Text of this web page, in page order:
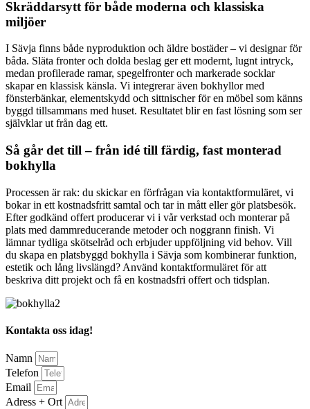
Skräddarsytt för både moderna och klassiska
miljöer
I Sävja finns både nyproduktion och äldre bostäder – vi designar för
båda. Släta fronter och dolda beslag ger ett modernt, lugnt intryck,
medan profilerade ramar, spegelfronter och markerade socklar
skapar en klassisk känsla. Vi integrerar även bokhyllor med
fönsterbänkar, elementskydd och sittnischer för en möbel som känns
byggd tillsammans med huset. Resultatet blir en fast lösning som ser
självklar ut från dag ett.
Så går det till – från idé till färdig, fast monterad
bokhylla
Processen är rak: du skickar en förfrågan via kontaktformuläret, vi
bokar in ett kostnadsfritt samtal och tar in mått eller gör platsbesök.
Efter godkänd offert producerar vi i vår verkstad och monterar på
plats med dammreducerande metoder och noggrann finish. Vi
lämnar tydliga skötselråd och erbjuder uppföljning vid behov. Vill
du skapa en platsbyggd bokhylla i Sävja som kombinerar funktion,
estetik och lång livslängd? Använd kontaktformuläret för att
beskriva ditt projekt och få en kostnadsfri offert och tidsplan.
Kontakta oss idag!
Namn
Telefon
Email
Adress + Ort